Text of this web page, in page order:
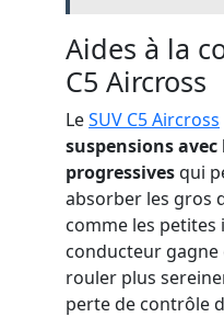
Aides à la
C5 Aircross
LeSUV C5 Aircross
suspensions
progressivesqui
absorber les gros
comme les
conducteur
rouler plus
perte de contrôle